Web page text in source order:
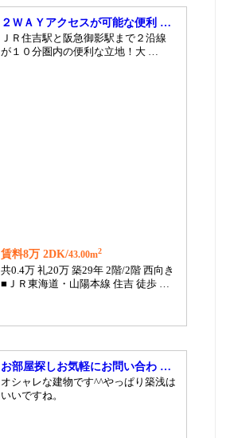
２ＷＡＹアクセスが可能な便利 …
ＪＲ住吉駅と阪急御影駅まで２沿線
が１０分圏内の便利な立地！大 …
賃料8万 2DK/43.00m2
共0.4万 礼20万 築29年 2階/2階 西向き
■ＪＲ東海道・山陽本線 住吉 徒歩 …
お部屋探しお気軽にお問い合わ …
オシャレな建物です^^やっぱり築浅は
いいですね。